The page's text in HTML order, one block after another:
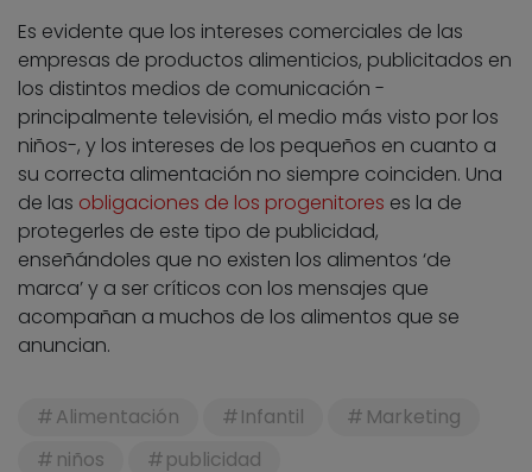
Es evidente que los intereses comerciales de las
empresas de productos alimenticios, publicitados en
los distintos medios de comunicación -
principalmente televisión, el medio más visto por los
niños-, y los intereses de los pequeños en cuanto a
su correcta alimentación no siempre coinciden. Una
de las obligaciones de los progenitores es la de
protegerles de este tipo de publicidad,
enseñándoles que no existen los alimentos ‘de
marca’ y a ser críticos con los mensajes que
acompañan a muchos de los alimentos que se
anuncian.
Alimentación Infantil
Marketing
niños
publicidad